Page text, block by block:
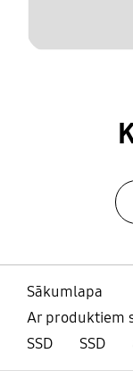
Sākumlapa
Ar produktiem
SSD
SSD